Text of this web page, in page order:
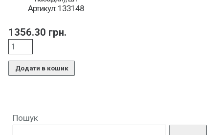
Артикул: 133148
1356.30 грн.
Додати в кошик
Пошук